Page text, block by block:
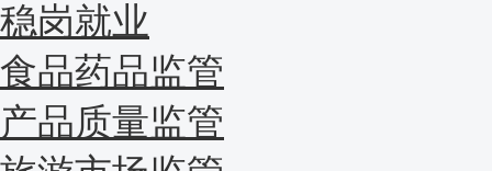
稳岗就业
食品药品监管
产品质量监管